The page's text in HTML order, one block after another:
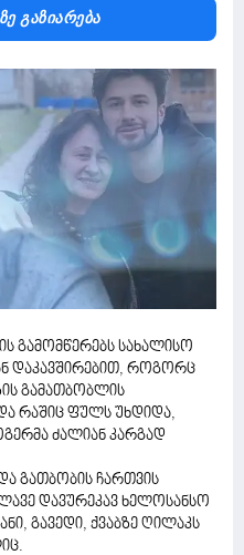
Გაზიარება
გამომწერებს სახალისო
დაკავშირებით, როგორც
გამათბობლის
რაშიც ფულს უხდიდა,
ძალიან კარგად
გათბობის ჩართვის
დავურეკავ ხელოსანსო
გავედი, ქვაბზე ღილაკს